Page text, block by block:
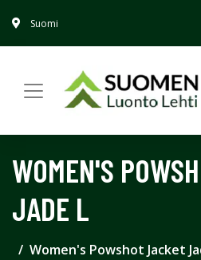
Suomi
WOMEN'S
JADE L
Women's Powshot Jacket